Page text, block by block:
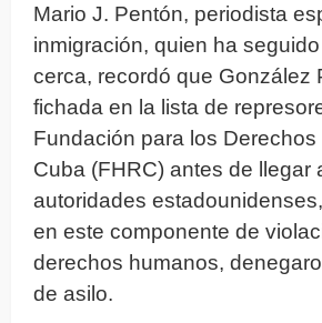
Mario J. Pentón, periodista
inmigración, quien ha
cerca, recordó que González
fichada en la lista de
Fundación para los
Cuba (FHRC) antes de llegar
autoridades
en este componente de
derechos humanos,
de asilo.